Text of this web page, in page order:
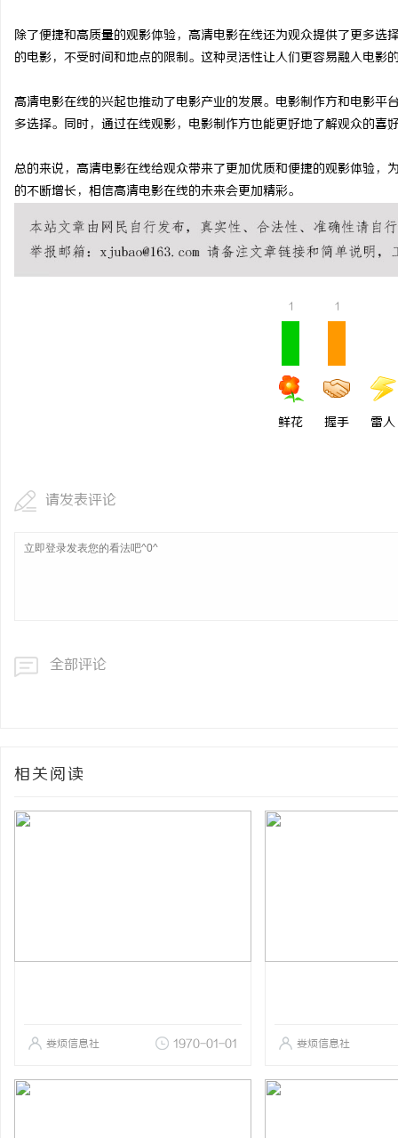
除了便捷和高质量的观影体验，高清电影在线还为观众提供了更多
的电影，不受时间和地点的限制。这种灵活性让人们更容易融入电影
高清电影在线的兴起也推动了电影产业的发展。电影制作方和电影
多选择。同时，通过在线观影，电影制作方也能更好地了解观众的喜
总的来说，高清电影在线给观众带来了更加优质和便捷的观影体验
的不断增长，相信高清电影在线的未来会更加精彩。
1
鲜花
1
握手 雷人
请发表评论
全部评论
相关阅读
娄烦信息社 1970-01-01 娄烦信息社